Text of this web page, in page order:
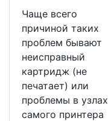
Чаще всего
причиной таких
проблем бывают
неисправный
картридж (не
печатает) или
проблемы в узлах
самого принтера